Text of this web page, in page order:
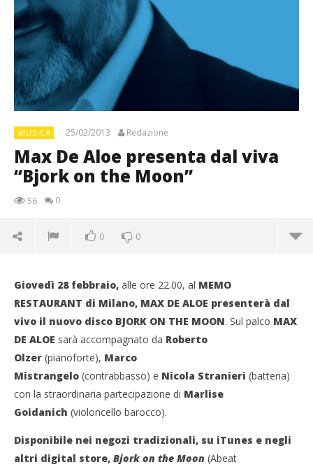
MUSICA 25/02/2013 Redazione
Max De Aloe presenta dal viva
“Bjork on the Moon”
56 0
0 0
Giovedì 28 febbraio, alle ore 22.00, al MEMO
RESTAURANT di Milano, MAX DE ALOE presenterà dal
vivo il nuovo disco BJORK ON THE MOON. Sul palco MAX
DE ALOE sarà accompagnato da Roberto
Olzer (pianoforte), Marco
Mistrangelo (contrabbasso) e Nicola Stranieri (batteria)
con la straordinaria partecipazione di Marlise
Goidanich (violoncello barocco).
Disponibile nei negozi tradizionali, su iTunes e negli
altri digital store, Bjork on the Moon (Abeat